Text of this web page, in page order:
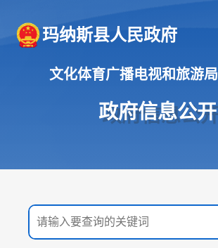
玛纳斯县人民政府
文化体育广播电视和旅游局
政府信息公开